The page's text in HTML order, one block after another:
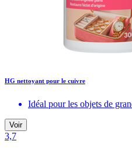
HG nettoyant pour le cuivre
Idéal pour les objets de
Voir
3,7